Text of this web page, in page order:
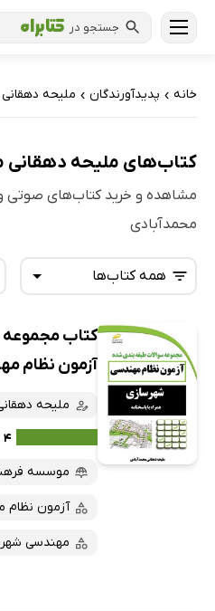
جستجو در
خانه › پدیدآورندگان › ملیحه
کتاب‌های ملیحه دهقانی
مشاهده و خرید کتاب‌های صوتی
محمدآبادی
همه کتاب‌ها
همه کتاب‌ها
کتاب‌های صوتی
کتاب‌های متنی
کتاب مجموعه
آزمون نظام
ملیحه
۴
موسسه
آزمون نظام
مهندسی